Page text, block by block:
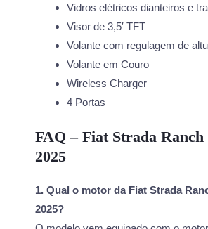
Vidros elétricos dianteiros e
Visor de 3,5′ TFT
Volante com regulagem de
Volante em Couro
Wireless Charger
4 Portas
FAQ – Fiat Strada
2025
1. Qual o motor da Fiat Strada
2025?